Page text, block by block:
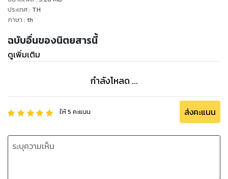
ประเทศ: TH
ภาษา : th
ฉบับอื่นของนิตยสารนี้
ดูเพิ่มเติม
กำลังโหลด ...
ให้5 คะแนน ส่งคะแนน